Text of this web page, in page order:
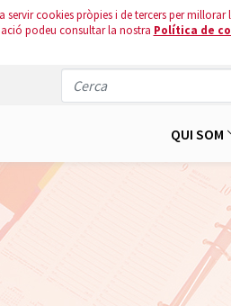
servir cookies pròpies i de tercers per
podeu consultar la nostra Política de
QUI SOM